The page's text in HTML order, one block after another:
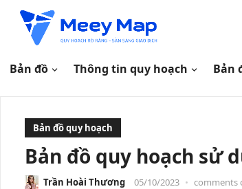
Bản đồ Thông tin quy hoạch Bản
Bản đồ quy hoạch
Bản đồ quy hoạch sử
Trần Hoài Thương 05/10/2023 • comments